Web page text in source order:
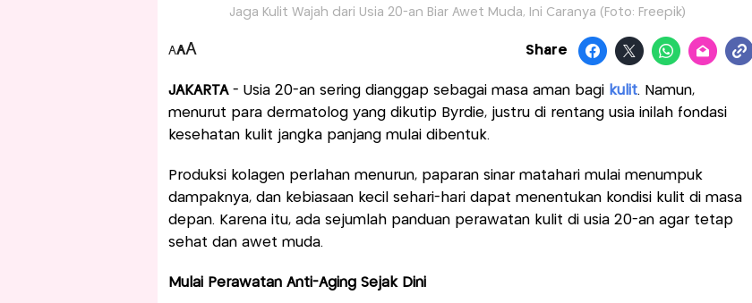
Jaga Kulit Wajah dari Usia 20-an Biar Awet Muda, Ini Caranya (Foto: Freepik)
AAA Share
JAKARTA - Usia 20-an sering dianggap sebagai masa aman bagi kulit. Namun,
menurut para dermatolog yang dikutip Byrdie, justru di rentang usia inilah fondasi
kesehatan kulit jangka panjang mulai dibentuk.
Produksi kolagen perlahan menurun, paparan sinar matahari mulai menumpuk
dampaknya, dan kebiasaan kecil sehari-hari dapat menentukan kondisi kulit di masa
depan. Karena itu, ada sejumlah panduan perawatan kulit di usia 20-an agar tetap
sehat dan awet muda.
Mulai Perawatan Anti-Aging Sejak Dini